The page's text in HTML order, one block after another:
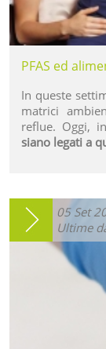
PFAS ed
In queste
matrici
reflue. Oggi,
siano legati a
05 Set
Ultime